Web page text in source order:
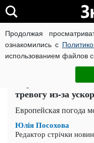
Продолжая
ознакомились с
использованием файлов
ВОЙНА РОССИИ
Европа может
тревогу из-за
Европейская погода
Юлія Посохова
Редактор стрічки новин